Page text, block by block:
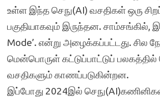
உள்ள இந்த செநு(AI) வசதிகள் ஒரு
பகுதியாகவும் இருந்தன. சாம்சங்கில்,
Mode’. என்று அழைக்கப்பட்டது. சில
மென்பொருள் கட்டுப்பாட்டுப் பலகத்தில்
வசதிகளும் காணப்படுகின்றன.
இப்போது 2024இல்